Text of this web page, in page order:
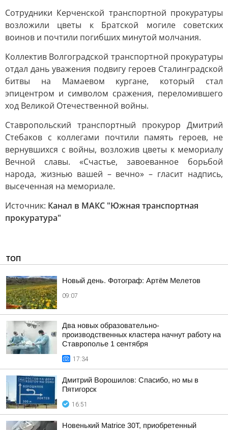
Сотрудники Керченской транспортной прокуратуры
возложили цветы к Братской могиле советских
воинов и почтили погибших минутой молчания.
Коллектив Волгоградской транспортной прокуратуры
отдал дань уважения подвигу героев Сталинградской
битвы на Мамаевом кургане, который стал
эпицентром и символом сражения, переломившего
ход Великой Отечественной войны.
Ставропольский транспортный прокурор Дмитрий
Стебаков с коллегами почтили память героев, не
вернувшихся с войны, возложив цветы к мемориалу
Вечной славы. «Счастье, завоеванное борьбой
народа, жизнью вашей – вечно» – гласит надпись,
высеченная на мемориале.
Источник: Канал в МАКС "Южная транспортная
прокуратура"
ТОП
Новый день. Фотограф: Артём Мелетов
09:07
Два новых образовательно-
производственных кластера начнут работу на
Ставрополье 1 сентября
17:34
Дмитрий Ворошилов: Спасибо, но мы в
Пятигорск
16:51
Новенький Matrice 30T, приобретенный